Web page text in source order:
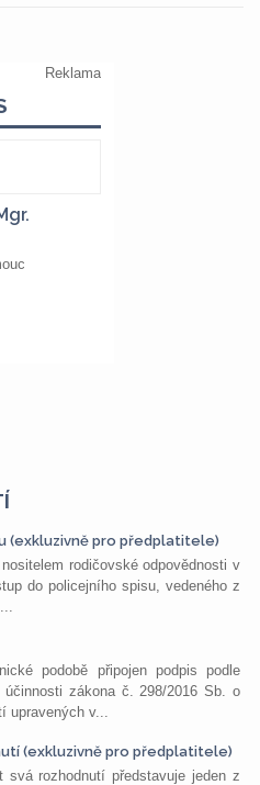
(exkluzivně pro předplatitele)
rodičovské odpovědnosti v
do policejního spisu, vedeného z
podobě připojen podpis podle
zákona č. 298/2016 Sb. o
upravených v...
(exkluzivně pro předplatitele)
svá rozhodnutí představuje jeden z